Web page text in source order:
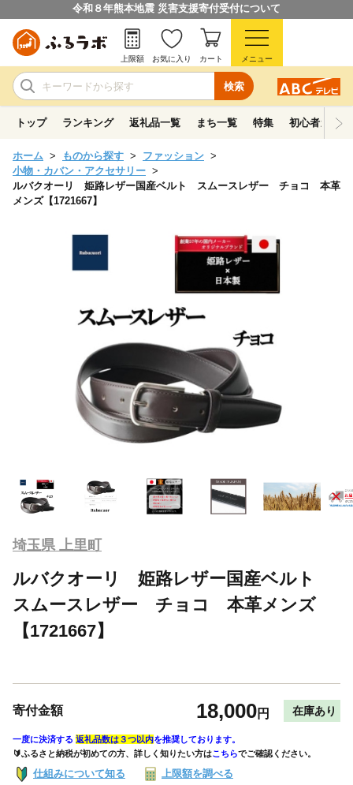
令和８年熊本地震 災害支援寄付受付について
検索
上限額 お気に入り カート メニュー
トップ ランキング 返礼品一覧 まち一覧 特集 初心者ガイド
ホーム ものから探す
ファッション
小物・カバン・アクセサリー
ルバクオーリ 姫路レザー国産ベルト スムースレザー チョコ 本革
メンズ【1721667】
埼玉県 上里町
ルバクオーリ 姫路レザー国産ベルト
スムースレザー チョコ 本革メンズ
【1721667】
寄付金額 18,000円 在庫あり
一度に決済する 返礼品数は３つ以内を推奨しております。
🔰ふるさと納税が初めての方、詳しく知りたい方はこちらでご確認ください。
仕組みについて知る 上限額を調べる